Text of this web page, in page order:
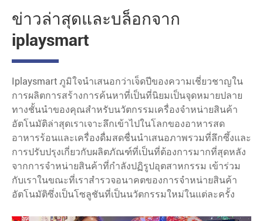
ข่าวล่าสุดและบล็อกจาก
iplaysmart
Iplaysmart ภูมิใจนำเสนอกว่าเจ็ดปีของความเชี่ยวชาญใน
การผลิตการสร้างการค้นหาที่เป็นที่นิยมเป็นจุดหมายปลาย
ทางชั้นนำของคุณสำหรับนวัตกรรมเครื่องจำหน่ายสินค้า
อัตโนมัติล่าสุดเราเจาะลึกเข้าไปในโลกของอาหารสด
อาหารร้อนและเครื่องดื่มสดชื่นนำเสนอภาพรวมที่ลึกซึ้งและ
การปรับปรุงเกี่ยวกับผลิตภัณฑ์ที่เป็นที่ต้องการมากที่สุดหลัง
จากการจำหน่ายสินค้าที่กำลังปฏิรูปอุตสาหกรรม เข้าร่วม
กับเราในขณะที่เราสำรวจอนาคตของการจำหน่ายสินค้า
อัตโนมัติซึ่งเป็นโซลูชันที่เป็นนวัตกรรมใหม่ในแต่ละครั้ง